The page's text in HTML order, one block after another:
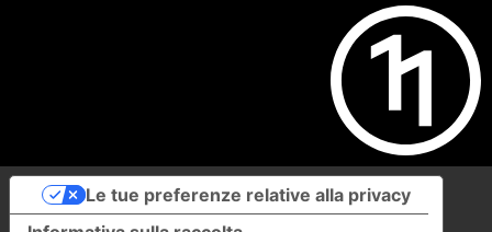
Le tue preferenze relative alla privacy